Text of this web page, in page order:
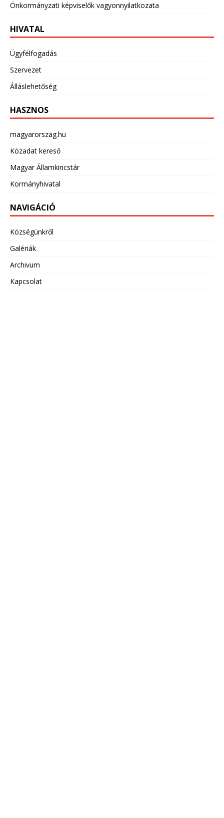
Önkormányzati képviselők vagyonnyilatkozata
HIVATAL
Ügyfélfogadás
Szervezet
Álláslehetőség
HASZNOS
magyarorszag.hu
Közadat kereső
Magyar Államkincstár
Kormányhivatal
NAVIGÁCIÓ
Községünkről
Galériák
Archivum
Kapcsolat